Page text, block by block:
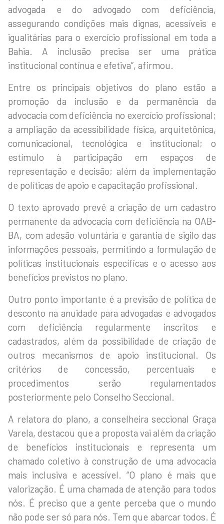
advogada e do advogado com deficiência,
assegurando condições mais dignas, acessíveis e
igualitárias para o exercício profissional em toda a
Bahia. A inclusão precisa ser uma prática
institucional contínua e efetiva”, afirmou.
Entre os principais objetivos do plano estão a
promoção da inclusão e da permanência da
advocacia com deficiência no exercício profissional;
a ampliação da acessibilidade física, arquitetônica,
comunicacional, tecnológica e institucional; o
estímulo à participação em espaços de
representação e decisão; além da implementação
de políticas de apoio e capacitação profissional.
O texto aprovado prevê a criação de um cadastro
permanente da advocacia com deficiência na OAB-
BA, com adesão voluntária e garantia de sigilo das
informações pessoais, permitindo a formulação de
políticas institucionais específicas e o acesso aos
benefícios previstos no plano.
Outro ponto importante é a previsão de política de
desconto na anuidade para advogadas e advogados
com deficiência regularmente inscritos e
cadastrados, além da possibilidade de criação de
outros mecanismos de apoio institucional. Os
critérios de concessão, percentuais e
procedimentos serão regulamentados
posteriormente pelo Conselho Seccional.
A relatora do plano, a conselheira seccional Graça
Varela, destacou que a proposta vai além da criação
de benefícios institucionais e representa um
chamado coletivo à construção de uma advocacia
mais inclusiva e acessível. “O plano é mais que
valorização. É uma chamada de atenção para todos
nós. É preciso que a gente perceba que o mundo
não pode ser só para nós. Tem que abarcar todos. É